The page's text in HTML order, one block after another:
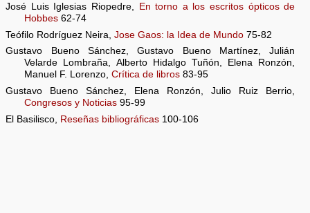
José Luis Iglesias Riopedre,
En torno a los escritos ópticos de
Hobbes 62-74
Teófilo Rodríguez Neira,Jose Gaos: la Idea de Mundo 75-82
Gustavo Bueno Sánchez, Gustavo Bueno Martínez, Julián
Velarde Lombraña, Alberto Hidalgo Tuñón, Elena Ronzón,
Manuel F. Lorenzo,Crítica de libros 83-95
Gustavo Bueno Sánchez, Elena Ronzón, Julio Ruiz Berrio,
Congresos y Noticias 95-99
El Basilisco, Reseñas bibliográficas 100-106